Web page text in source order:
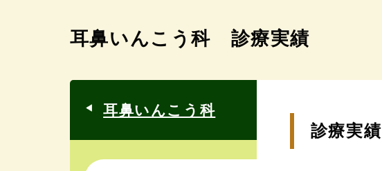
耳鼻いんこう科 診療実績
診療実績
耳鼻いんこう科